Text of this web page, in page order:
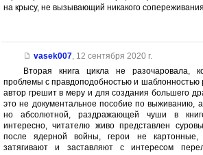
на крысу, не вызывающий никакого
vasek007, 12 сентября 2020 г.
Вторая книга цикла не разочаровала,
проблемы с правдоподобностью и шаблонностью
автор грешит в меру и для создания большего
это не документальное пособие по выживанию,
но абсолютной, раздражающей чуши в
интересно, читателю живо представлен
после ядерной войны, герои не картонные,
затягивают и заставляют с интересом